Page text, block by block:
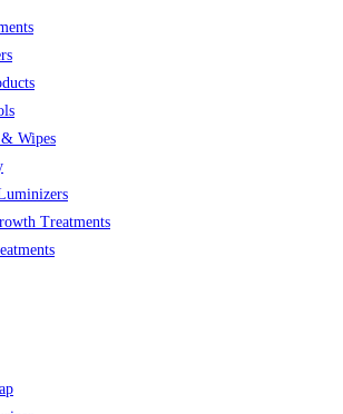
Wipes
Treatments